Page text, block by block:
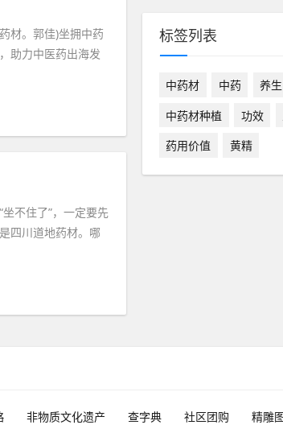
材。郭佳)坐拥中药
助力中医药出海发
不住了”，一定要先
四川道地药材。哪
标签列表
中药材 中药 养生
中药材种植
功效
药用价值
黄精
非物质文化遗产 查字典 社区团购 精雕